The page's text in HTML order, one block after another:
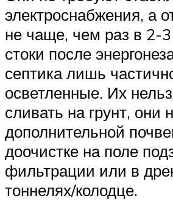
электроснабжения, а
не чаще, чем раз в 2-3
стоки после
септика лишь
осветленные. Их
сливать на грунт, они
дополнительной
доочистке на поле
фильтрации или в
тоннелях/колодце.